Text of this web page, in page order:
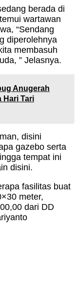
berada di
wartawan
“Sendang
diperolehnya
membasuh
” Jelasnya.
Anugerah
Hari Tari
disini
gazebo serta
tempat ini
disini.
fasilitas buat
meter,
dari DD